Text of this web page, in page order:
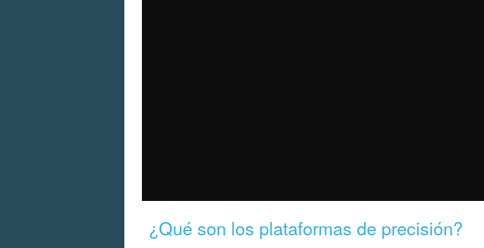
¿Qué son los plataformas de precisión?